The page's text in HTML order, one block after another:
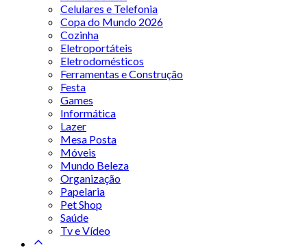
Celulares e Telefonia
Copa do Mundo 2026
Cozinha
Eletroportáteis
Eletrodomésticos
Ferramentas e Construção
Festa
Games
Informática
Lazer
Mesa Posta
Móveis
Mundo Beleza
Organização
Papelaria
Pet Shop
Saúde
Tv e Vídeo